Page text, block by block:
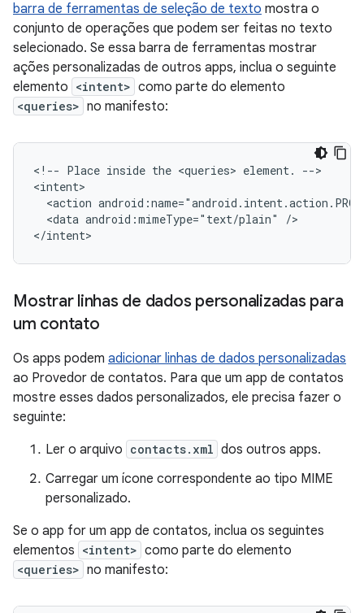
barra de ferramentas de seleção de texto mostra o
conjunto de operações que podem ser feitas no texto
selecionado. Se essa barra de ferramentas mostrar
ações personalizadas de outros apps, inclua o seguinte
elemento <intent> como parte do elemento
<queries> no manifesto:
<!-- Place inside the <queries> element.
-->
<action
<data android:mimeType="text/plain"
/>
</intent>
Mostrar linhas de dados personalizadas para
um contato
Os apps podem adicionar linhas de dados personalizadas
ao Provedor de contatos. Para que um app de contatos
mostre esses dados personalizados, ele precisa fazer o
seguinte:
Ler o arquivo contacts.xml dos outros apps.
Carregar um ícone correspondente ao tipo MIME
personalizado.
Se o app for um app de contatos, inclua os seguintes
elementos <intent> como parte do elemento
<queries> no manifesto: